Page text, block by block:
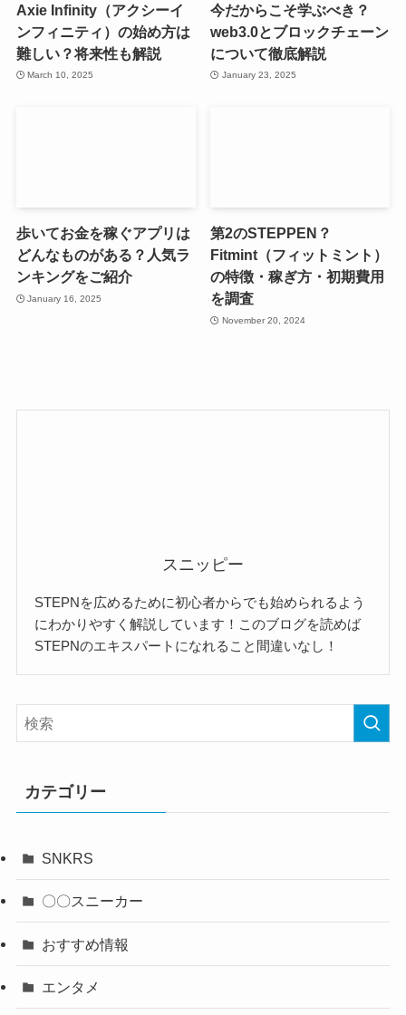
Axie Infinity（アクシーイ
ンフィニティ）の始め方は
難しい？将来性も解説
March 10, 2025
今だからこそ学ぶべき？
web3.0とブロックチェーン
について徹底解説
January 23, 2025
歩いてお金を稼ぐアプリは
どんなものがある？人気ラ
ンキングをご紹介
January 16, 2025
第2のSTEPPEN？
Fitmint（フィットミント）
の特徴・稼ぎ方・初期費用
を調査
November 20, 2024
スニッピー
STEPNを広めるために初心者からでも始められるよう
にわかりやすく解説しています！このブログを読めば
STEPNのエキスパートになれること間違いなし！
カテゴリー
SNKRS
〇〇スニーカー
おすすめ情報
エンタメ